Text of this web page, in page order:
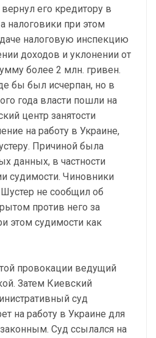
его кредитору в
налоговики при этом
налоговую инспекцию
доходов и уклонении от
более 2 млн. гривен.
бы был исчерпан, но в
года власти пошли на
центр занятости
на работу в Украине,
Причиной была
данных, в частности
судимости. Чиновники
не сообщил об
против него за
этом судимости как
провокации ведущий
Затем Киевский
суд
на работу в Украине для
Суд ссылался на